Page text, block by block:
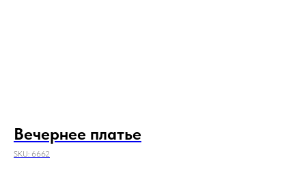
Вечернее платье
SKU: 6662